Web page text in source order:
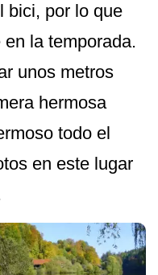
bici, por lo que
la temporada.
unos metros
hermosa
todo el
en este lugar